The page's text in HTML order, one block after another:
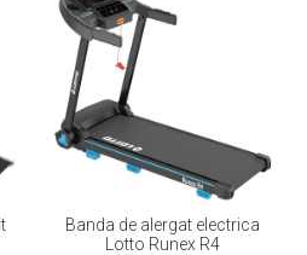
Banda de alergat electrica
Lotto Runex R4